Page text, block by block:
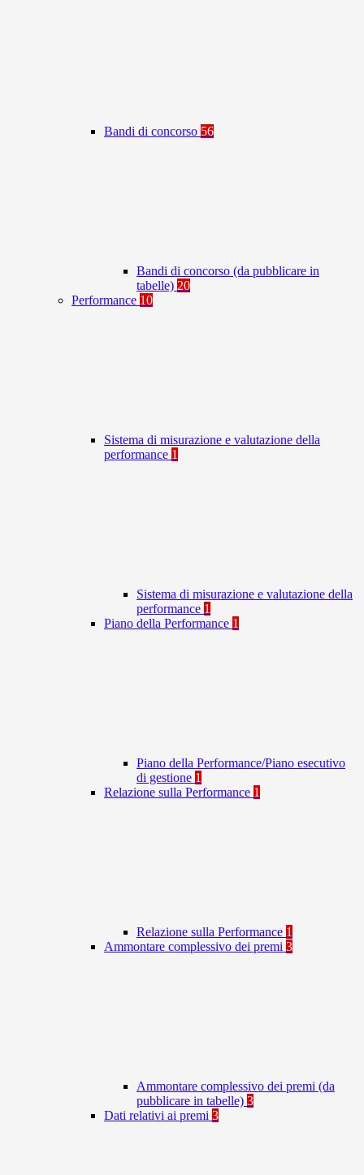
Bandi di concorso 56
Bandi di concorso (da pubblicare in
tabelle) 20
Performance 10
Sistema di misurazione e valutazione della
performance 1
Sistema di misurazione e valutazione della
performance 1
Piano della Performance 1
Piano della Performance/Piano esecutivo
di gestione 1
Relazione sulla Performance 1
Relazione sulla Performance 1
Ammontare complessivo dei premi 3
Ammontare complessivo dei premi (da
pubblicare in tabelle) 3
Dati relativi ai premi 3